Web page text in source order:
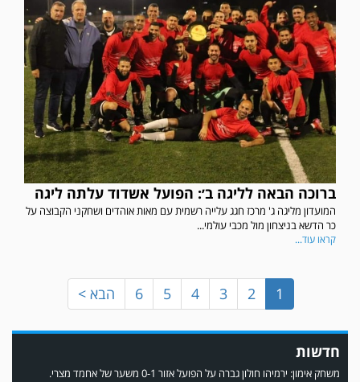
ברוכה הבאה לליגה ב׳: הפועל אשדוד עלתה ליגה
המועדון מליגה ג' מרכז חגג עלייה רשמית עם מאות אוהדים ושחקני הקבוצה על
כר הדשא בניצחון מול מכבי עולמי...
קראו עוד...
1
2
3
4
5
6 הבא >
חדשות
במשחק אימון שהתקיים הבוקר יום ה' ניצחה קרית מלאכי את עירוני אשדוד 5-0.
משחק אימון: ירמיהו חולון גברה על הפועל אזור 0-1 משער של אחמד מצרי.